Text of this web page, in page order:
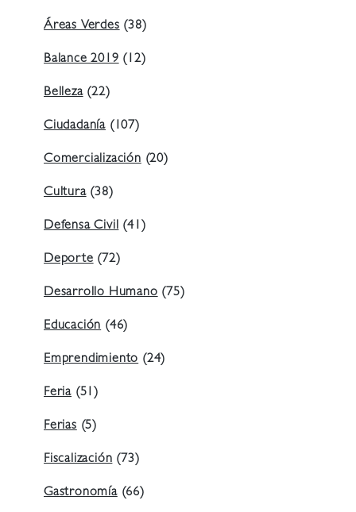
Áreas Verdes (38)
Balance 2019 (12)
Belleza(22)
Ciudadanía (107)
Comercialización (20)
Cultura(38)
Defensa Civil (41)
Deporte (72)
Desarrollo Humano (75)
Educación (46)
Emprendimiento (24)
Feria (51)
Ferias (5)
Fiscalización (73)
Gastronomía(66)